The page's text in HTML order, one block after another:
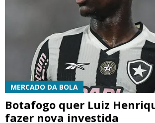
MERCADO DA BOLA
Botafogo quer Luiz
fazer nova investida